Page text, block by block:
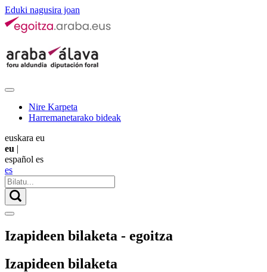
Eduki nagusira joan
Nire Karpeta
Harremanetarako bideak
euskara eu
eu |
español es
es
Izapideen bilaketa - egoitza
Izapideen bilaketa